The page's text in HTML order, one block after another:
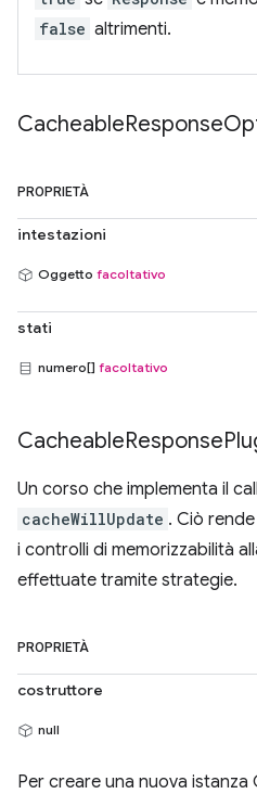
false altrimenti.
CacheableResponse
PROPRIETÀ
intestazioni
Oggetto facoltativo
stati
numero[] facoltativo
CacheableResponse
Un corso che implementa il
cacheWillUpdate . Ciò
i controlli di memorizzabilità
effettuate tramite strategie.
PROPRIETÀ
costruttore
null
Per creare una nuova istanza